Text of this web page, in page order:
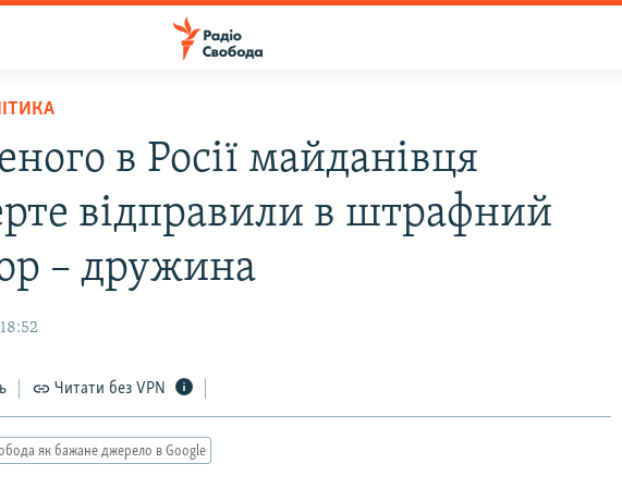
в Росії майданівця
відправили в штрафний
– дружина
Читати без VPN
як бажане джерело в Google